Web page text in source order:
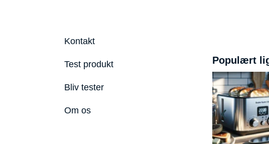
Kontakt
Test produkt
Bliv tester
Om os
Populært